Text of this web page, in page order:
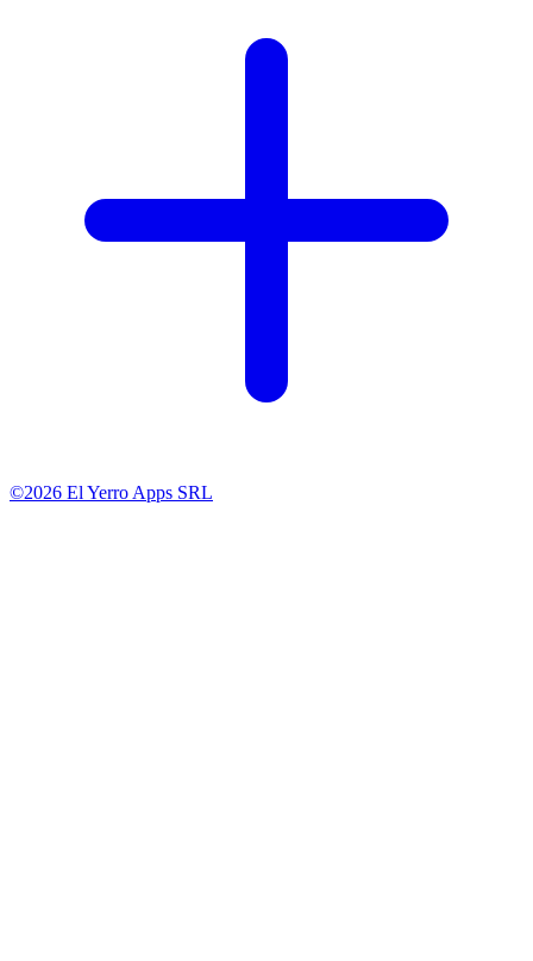
©2026 El Yerro Apps SRL